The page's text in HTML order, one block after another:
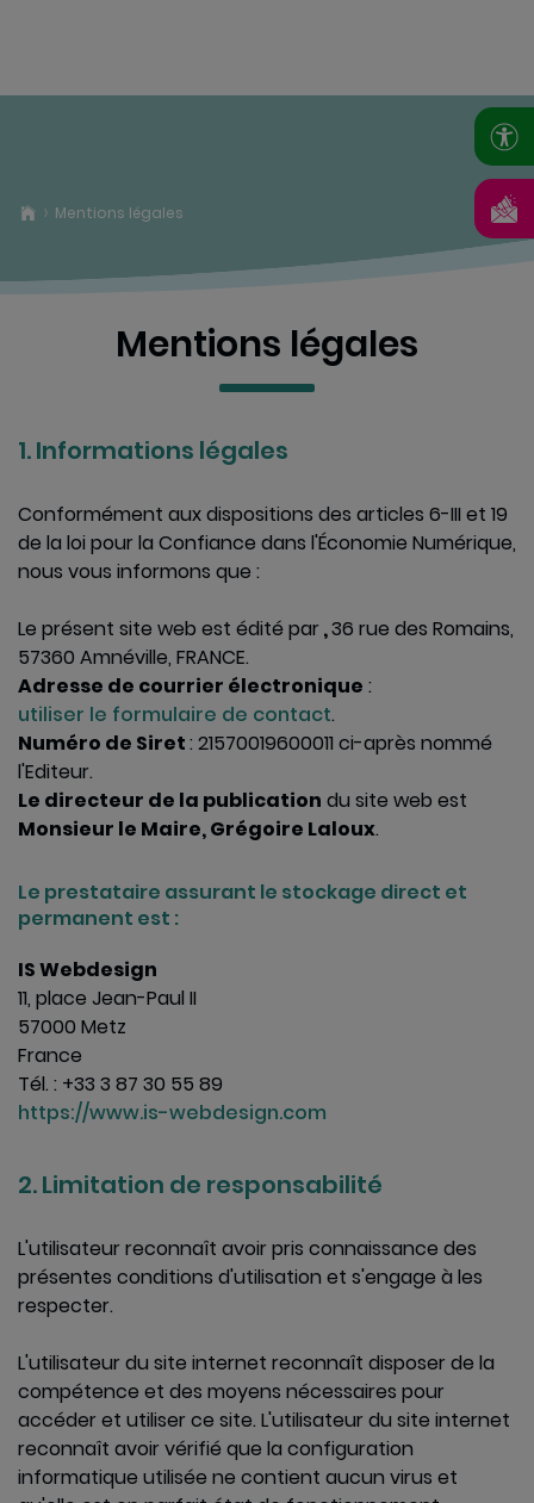
Mentions légales
Mentions légales
1. Informations légales
Conformément aux dispositions des articles 6-III et 19
de la loi pour la Confiance dans l'Économie Numérique,
nous vous informons que :
Le présent site web est édité par ,36 rue des Romains,
57360 Amnéville, FRANCE.
Adresse de courrier électronique :
utiliser le formulaire de contact.
Numéro de Siret: 21570019600011 ci-après nommé
l'Editeur.
Le directeur de la publication du site web est
Monsieur le Maire, Grégoire Laloux.
Le prestataire assurant le stockage direct et
permanent est :
IS Webdesign
11, place Jean-Paul II
57000 Metz
France
Tél. : +33 3 87 30 55 89
https://www.is-webdesign.com
2. Limitation de responsabilité
L'utilisateur reconnaît avoir pris connaissance des
présentes conditions d'utilisation et s'engage à les
respecter.
L'utilisateur du site internet reconnaît disposer de la
compétence et des moyens nécessaires pour
accéder et utiliser ce site. L'utilisateur du site internet
reconnaît avoir vérifié que la configuration
informatique utilisée ne contient aucun virus et